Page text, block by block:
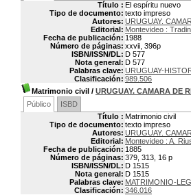
Título : El espíritu nuevo
Tipo de documento: texto impreso
Autores: URUGUAY.
Editorial: Montevideo :
Fecha de publicación: 1988
Número de páginas: xxvii, 396p
ISBN/ISSN/DL: D 577
Nota general: D 577
Palabras clave: URUGUAY-
Clasificación: 989.506
Matrimonio civil / URUGUAY. CAMARA DE
Público
ISBD
Título : Matrimonio civil
Tipo de documento: texto impreso
Autores: URUGUAY.
Editorial: Montevideo : A.
Fecha de publicación: 1885
Número de páginas: 379, 313, 16 p
ISBN/ISSN/DL: D 1515
Nota general: D 1515
Palabras clave: MATRIMONIO-
Clasificación: 346.016